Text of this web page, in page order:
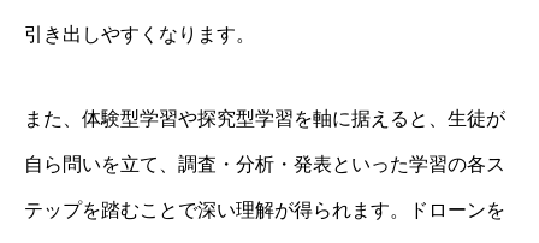
引き出しやすくなります。
また、体験型学習や探究型学習を軸に据えると、生徒が
自ら問いを立て、調査・分析・発表といった学習の各ス
テップを踏むことで深い理解が得られます。ドローンを